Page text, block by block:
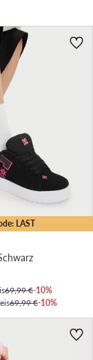
LAST
69,99 €-10%
69,99 €-10%